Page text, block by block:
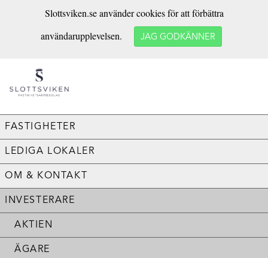
Slottsviken.se använder cookies för att förbättra
användarupplevelsen.
JAG GODKÄNNER
FASTIGHETER
LEDIGA LOKALER
OM & KONTAKT
INVESTERARE
AKTIEN
ÄGARE